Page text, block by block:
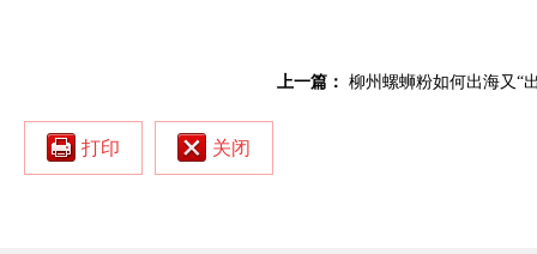
上一篇： 柳州螺蛳粉如何出海又“
打印 关闭